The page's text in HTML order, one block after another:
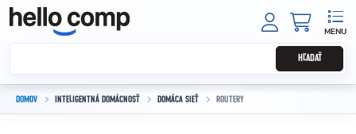
Prejsť na obsah
HĽADAŤ
DOMOV INTELIGENTNÁ DOMÁCNOSŤ DOMÁCA SIEŤ ROUTERY